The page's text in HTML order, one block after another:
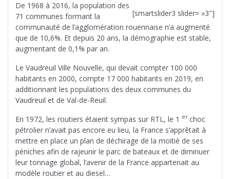
[smartslider3 slider= »3″]
De 1968 à 2016, la population des
71 communes formant la
communauté de l’agglomération rouennaise n’a augmenté
que de 10,6%. Et depuis 20 ans, la démographie est stable,
augmentant de 0,1% par an.
Le Vaudreuil Ville Nouvelle, qui devait compter 100 000
habitants en 2000, compte 17 000 habitants en 2019, en
additionnant les populations des deux communes du
Vaudreuil et de Val-de-Reuil.
En 1972, les routiers étaient sympas sur RTL, le 1 erchoc
pétrolier n’avait pas encore eu lieu, la France s’apprêtait à
mettre en place un plan de déchirage de la moitié de ses
péniches afin de rajeunir le parc de bateaux et de diminuer
leur tonnage global, l’avenir de la France appartenait au
modèle routier et au diesel…